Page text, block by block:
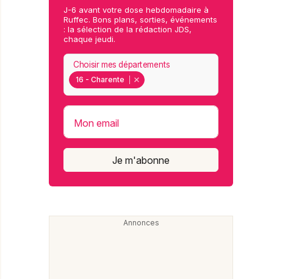
J-6 avant votre dose hebdomadaire à
Ruffec. Bons plans, sorties, événements
: la sélection de la rédaction JDS,
chaque jeudi.
16 - Charente
Choisir mes départements
Mon email
Je m'abonne